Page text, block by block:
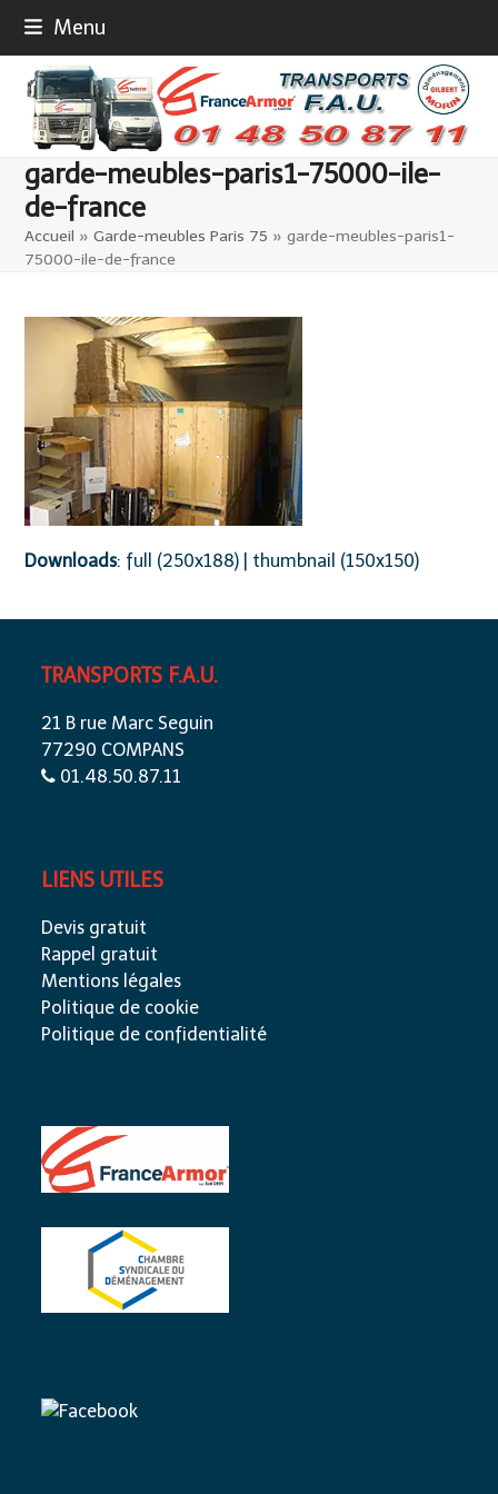
content
Menu
garde-meubles-paris1-75000-ile-
de-france
Accueil »Garde-meubles Paris 75 »garde-meubles-paris1-
75000-ile-de-france
Downloads: full (250x188) thumbnail (150x150)
TRANSPORTS F.A.U.
21 B rue Marc Seguin
77290 COMPANS
01.48.50.87.11
LIENS UTILES
Devis gratuit
Rappel gratuit
Mentions légales
Politique de cookie
Politique de confidentialité